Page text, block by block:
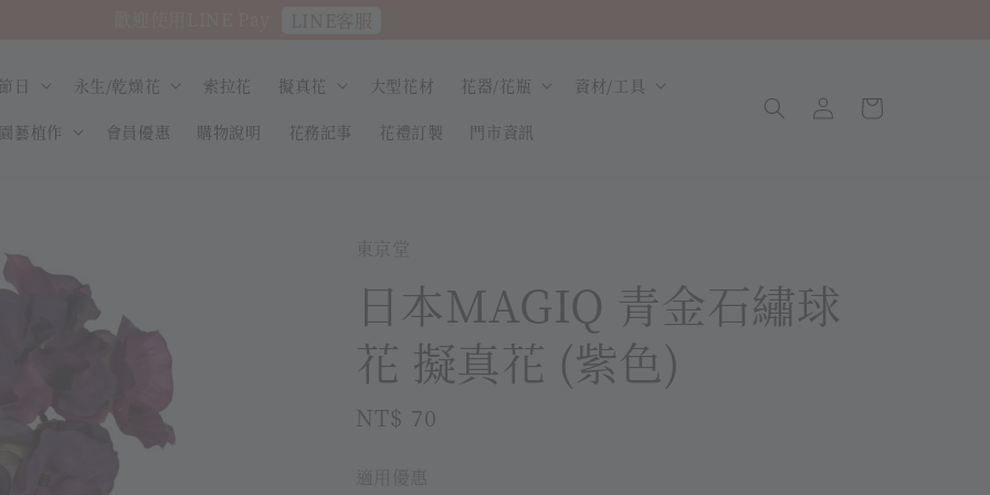
LINE客服
日 永生/乾燥花 索拉花 擬真花 大型花材 花器/花瓶 資材/工具
藝植作 會員優惠 購物說明 花務記事 花禮訂製 門市資訊
日本MAGIQ 青金石繡球
花 擬真花 (紫色)
Regular
NT$ 70